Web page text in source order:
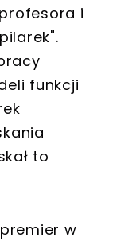
i
funkcji
to
w